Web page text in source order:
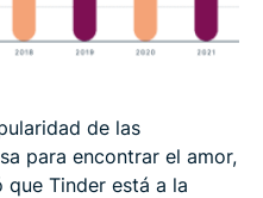
de las
para encontrar el amor,
que Tinder está a la